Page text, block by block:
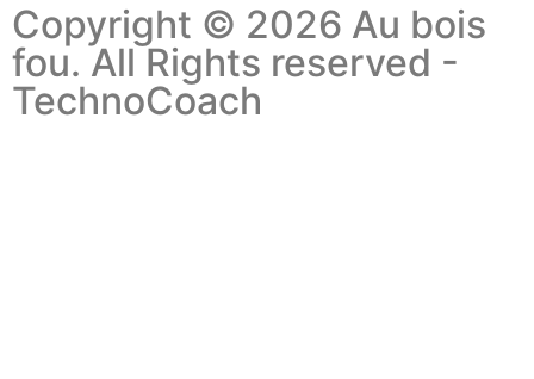
Copyright © 2026 Au bois
fou. All Rights reserved -
TechnoCoach